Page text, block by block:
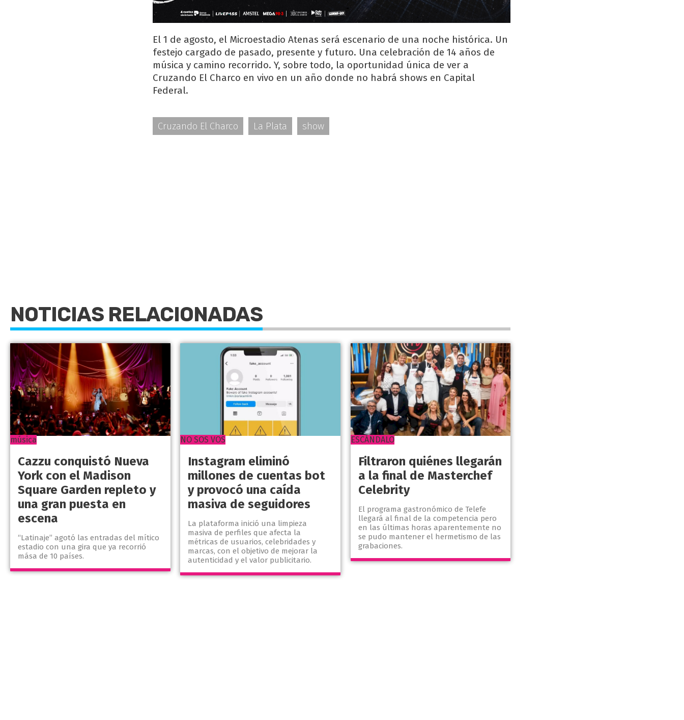
El 1 de agosto, el Microestadio Atenas será escenario de una noche histórica. Un
festejo cargado de pasado, presente y futuro. Una celebración de 14 años de
música y camino recorrido. Y, sobre todo, la oportunidad única de ver a
Cruzando El Charco en vivo en un año donde no habrá shows en Capital
Federal.
Cruzando El Charco La Plata show
NOTICIAS RELACIONADAS
música
Cazzu conquistó Nueva
York con el Madison
Square Garden repleto y
una gran puesta en
escena
“Latinaje” agotó las entradas del mítico
estadio con una gira que ya recorrió
mása de 10 países.
NO SOS VOS
Instagram eliminó
millones de cuentas bot
y provocó una caída
masiva de seguidores
La plataforma inició una limpieza
masiva de perfiles que afecta la
métricas de usuarios, celebridades y
marcas, con el objetivo de mejorar la
autenticidad y el valor publicitario.
ESCÁNDALO
Filtraron quiénes llegarán
a la final de Masterchef
Celebrity
El programa gastronómico de Telefe
llegará al final de la competencia pero
en las últimas horas aparentemente no
se pudo mantener el hermetismo de las
grabaciones.